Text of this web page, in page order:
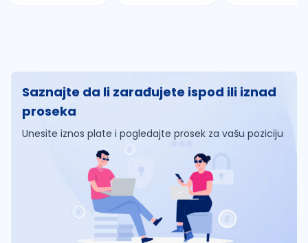
Saznajte da li zarađujete ispod ili iznad
proseka
Unesite iznos plate i pogledajte prosek za vašu poziciju